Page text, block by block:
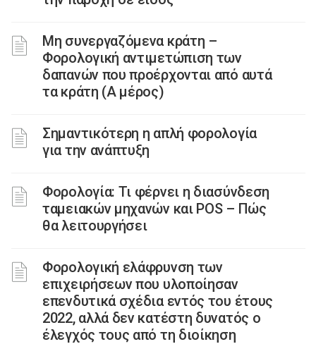
Μη συνεργαζόμενα κράτη –
Φορολογική αντιμετώπιση των
δαπανών που προέρχονται από αυτά
τα κράτη (Α μέρος)
Σημαντικότερη η απλή φορολογία
για την ανάπτυξη
Φορολογία: Τι φέρνει η διασύνδεση
ταμειακών μηχανών και POS – Πώς
θα λειτουργήσει
Φορολογική ελάφρυνση των
επιχειρήσεων που υλοποίησαν
επενδυτικά σχέδια εντός του έτους
2022, αλλά δεν κατέστη δυνατός ο
έλεγχός τους από τη διοίκηση